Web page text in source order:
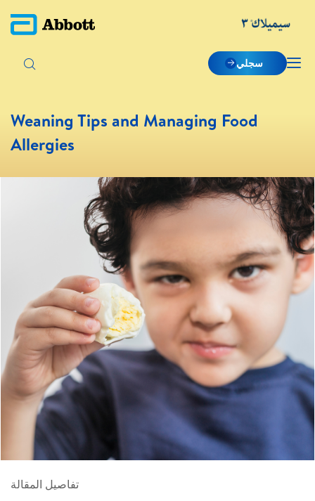
سجلي
Weaning Tips and Managing Food
Allergies
تفاصيل المقالة